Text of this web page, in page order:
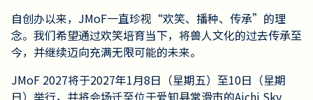
自创办以来，JMoF一直珍视“欢笑、播种、传承”的理
念。我们希望通过欢笑培育当下，将兽人文化的过去传承至
今，并继续迈向充满无限可能的未来。
JMoF 2027将于2027年1月8日（星期五）至10日（星期